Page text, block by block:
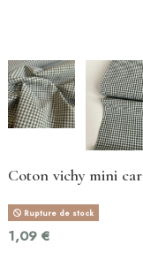
Coton vichy mini
Rupture de stock
1,09 €